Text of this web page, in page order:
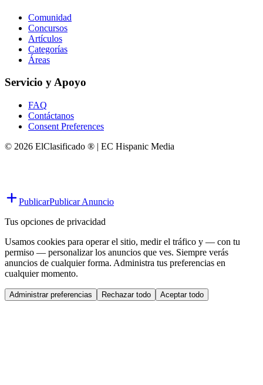
Comunidad
Concursos
Artículos
Categorías
Áreas
Servicio y Apoyo
FAQ
Contáctanos
Consent Preferences
© 2026 ElClasificado ® | EC Hispanic Media
PublicarPublicar Anuncio
Tus opciones de privacidad
Usamos cookies para operar el sitio, medir el tráfico y — con tu
permiso — personalizar los anuncios que ves. Siempre verás
anuncios de cualquier forma. Administra tus preferencias en
cualquier momento.
Administrar preferencias Rechazar todo Aceptar todo